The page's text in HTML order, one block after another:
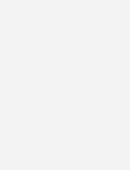
sicher
laut
den Dachflächen stammenden
geht, welche Vorgaben es gab und
wurde, zeigt das Beispiel eines
neu gebaut hat. Im Beitrag
und technische Regeln der